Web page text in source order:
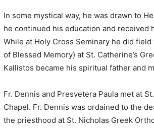
In some mystical way, he was drawn to
he continued his education and received
While at Holy Cross Seminary he did
of Blessed Memory) at St. Catherine’s
Kallistos became his spiritual father and
Fr. Dennis and Presvetera Paula met at
Chapel. Fr. Dennis was ordained to the
the priesthood at St. Nicholas Greek